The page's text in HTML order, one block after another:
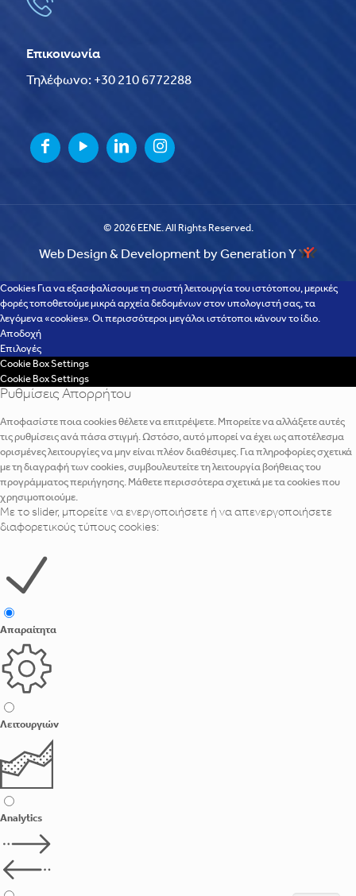
Επικοινωνία
Τηλέφωνο: +30 210 6772288
© 2026 EENE. All Rights Reserved.
Web Design & Development by Generation Y
Cookies Για να εξασφαλίσουμε τη σωστή λειτουργία του ιστότοπου, μερικές
φορές τοποθετούμε μικρά αρχεία δεδομένων στον υπολογιστή σας, τα
λεγόμενα «cookies». Οι περισσότεροι μεγάλοι ιστότοποι κάνουν το ίδιο.
Αποδοχή
Επιλογές
Cookie Box Settings
Cookie Box Settings
Ρυθμίσεις Απορρήτου
Αποφασίστε ποια cookies θέλετε να επιτρέψετε. Μπορείτε να αλλάξετε αυτές
τις ρυθμίσεις ανά πάσα στιγμή. Ωστόσο, αυτό μπορεί να έχει ως αποτέλεσμα
ορισμένες λειτουργίες να μην είναι πλέον διαθέσιμες. Για πληροφορίες σχετικά
με τη διαγραφή των cookies, συμβουλευτείτε τη λειτουργία βοήθειας του
προγράμματος περιήγησης. Μάθετε περισσότερα σχετικά με τα cookies που
χρησιμοποιούμε.
Με το slider, μπορείτε να ενεργοποιήσετε ή να απενεργοποιήσετε
διαφορετικούς τύπους cookies:
Απαραίτητα
Λειτουργιών
Analytics